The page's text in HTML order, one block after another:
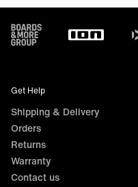
Footer
Get Help
Shipping & Delivery
Orders
Returns
Warranty
Contact us